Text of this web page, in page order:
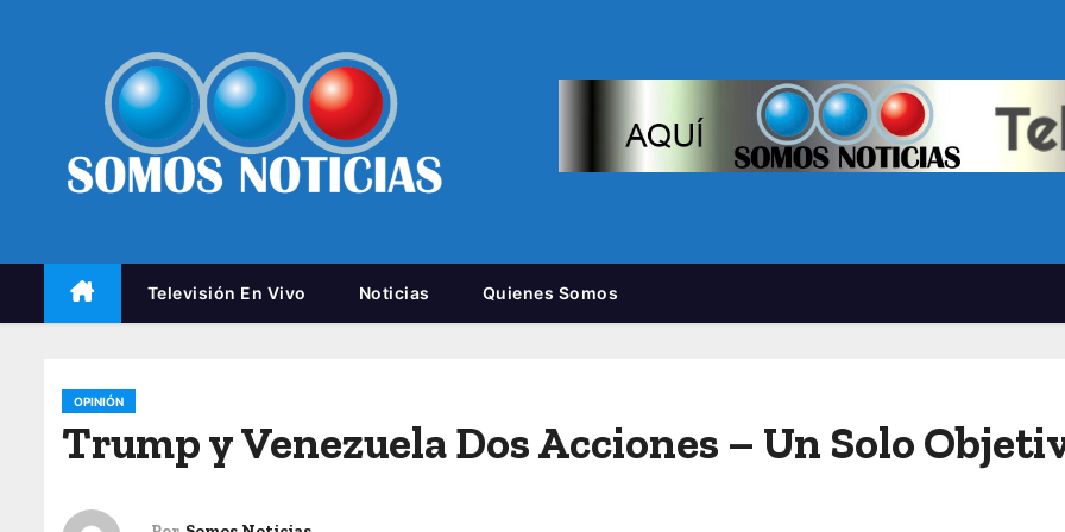
Televisión En Vivo Noticias Quienes Somos
OPINIÓN
Trump y Venezuela Dos Acciones – Un Solo